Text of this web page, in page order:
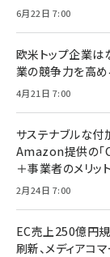
6月22日 7:00
欧米トップ企業は
業の競争力を高
4月21日 7:00
サステナブルな付
Amazon提供の
＋事業者のメリッ
2月24日 7:00
EC売上250億円
刷新、メディアコ